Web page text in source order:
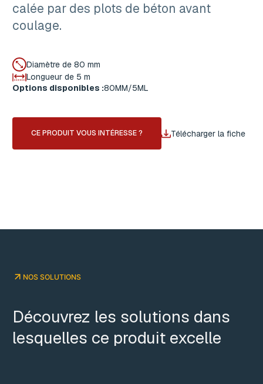
calée par des plots de béton avant
coulage.
Diamètre de 80 mm
Longueur de 5 m
Options disponibles :80MM/5ML
CE PRODUIT VOUS INTÉRESSE ? Télécharger la fiche
NOS SOLUTIONS
Découvrez les solutions dans
lesquelles ce produit excelle